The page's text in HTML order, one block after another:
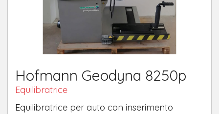
Hofmann Geodyna 8250p
Equilibratrice
Equilibratrice per auto con inserimento